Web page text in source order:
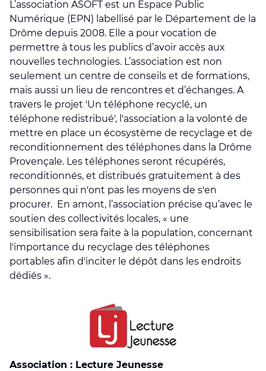
L’association ASOFT est un Espace Public
Numérique (EPN) labellisé par le Département de la
Drôme depuis 2008. Elle a pour vocation de
permettre à tous les publics d’avoir accès aux
nouvelles technologies. L’association est non
seulement un centre de conseils et de formations,
mais aussi un lieu de rencontres et d’échanges. A
travers le projet 'Un téléphone recyclé, un
téléphone redistribué', l'association a la volonté de
mettre en place un écosystème de recyclage et de
reconditionnement des téléphones dans la Drôme
Provençale. Les téléphones seront récupérés,
reconditionnés, et distribués gratuitement à des
personnes qui n'ont pas les moyens de s'en
procurer. En amont, l’association précise qu’avec le
soutien des collectivités locales, « une
sensibilisation sera faite à la population, concernant
l'importance du recyclage des téléphones
portables afin d'inciter le dépôt dans les endroits
dédiés ».
Association : Lecture Jeunesse